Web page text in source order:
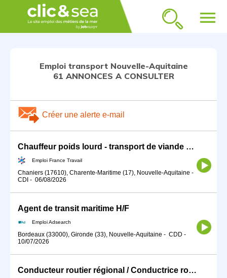
menu
Emploi transport Nouvelle-Aquitaine
61 ANNONCES A CONSULTER
Créer une alerte e-mail
Chauffeur poids lourd - transport de viande pendue H/F (H/F)
Emploi France Travail
Chaniers (17610), Charente-Maritime (17), Nouvelle-Aquitaine -
CDI - 06/08/2026
Agent de transit maritime H/F
Emploi Adsearch
Bordeaux (33000), Gironde (33), Nouvelle-Aquitaine - CDD -
10/07/2026
Conducteur routier régional / Conductrice routière régional (H/F)